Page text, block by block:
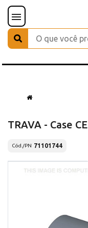
TRAVA - Case CE
Cód./PN 71101744